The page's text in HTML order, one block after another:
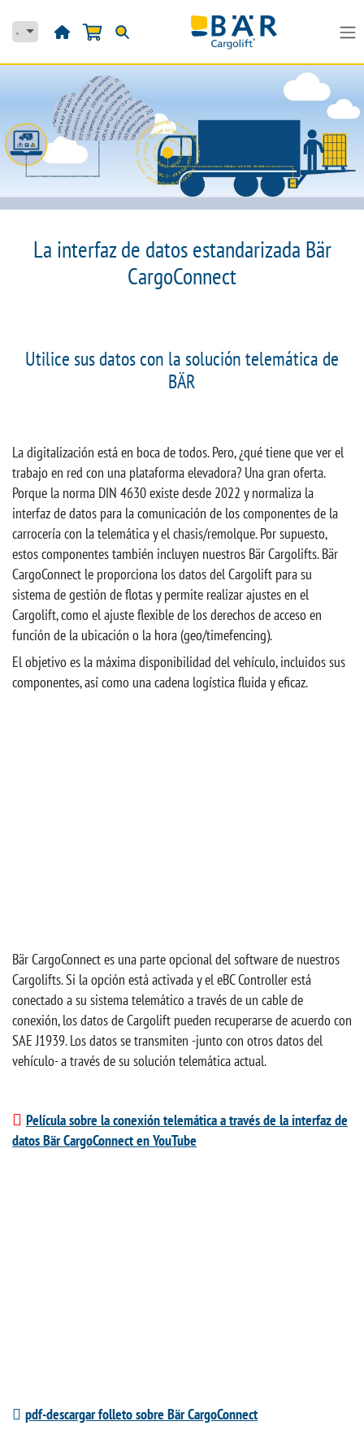
La interfaz de datos estandarizada Bär
CargoConnect
Utilice sus datos con la solución telemática de
BÄR
La digitalización está en boca de todos. Pero, ¿qué tiene que ver el
trabajo en red con una plataforma elevadora? Una gran oferta.
Porque la norma DIN 4630 existe desde 2022 y normaliza la
interfaz de datos para la comunicación de los componentes de la
carrocería con la telemática y el chasis/remolque. Por supuesto,
estos componentes también incluyen nuestros Bär Cargolifts. Bär
CargoConnect le proporciona los datos del Cargolift para su
sistema de gestión de flotas y permite realizar ajustes en el
Cargolift, como el ajuste flexible de los derechos de acceso en
función de la ubicación o la hora (geo/timefencing).
El objetivo es la máxima disponibilidad del vehículo, incluidos sus
componentes, así como una cadena logística fluida y eficaz.
Bär CargoConnect es una parte opcional del software de nuestros
Cargolifts. Si la opción está activada y el eBC Controller está
conectado a su sistema telemático a través de un cable de
conexión, los datos de Cargolift pueden recuperarse de acuerdo con
SAE J1939. Los datos se transmiten -junto con otros datos del
vehículo- a través de su solución telemática actual.
Película sobre la conexión telemática a través de la interfaz de
datos Bär CargoConnect en YouTube
pdf-descargar folleto sobre Bär CargoConnect